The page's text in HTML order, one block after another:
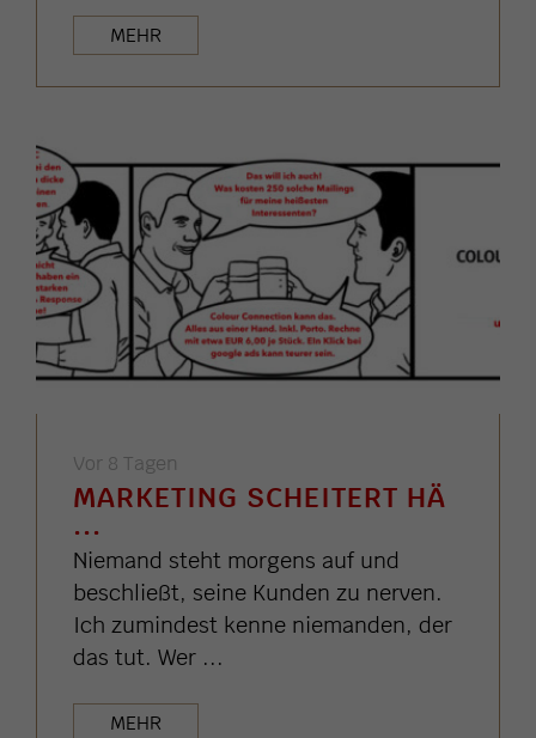
MEHR
Vor 8 Tagen
MARKETING SCHEITERT HÄ
...
Niemand steht morgens auf und
beschließt, seine Kunden zu nerven.
Ich zumindest kenne niemanden, der
das tut. Wer ...
MEHR